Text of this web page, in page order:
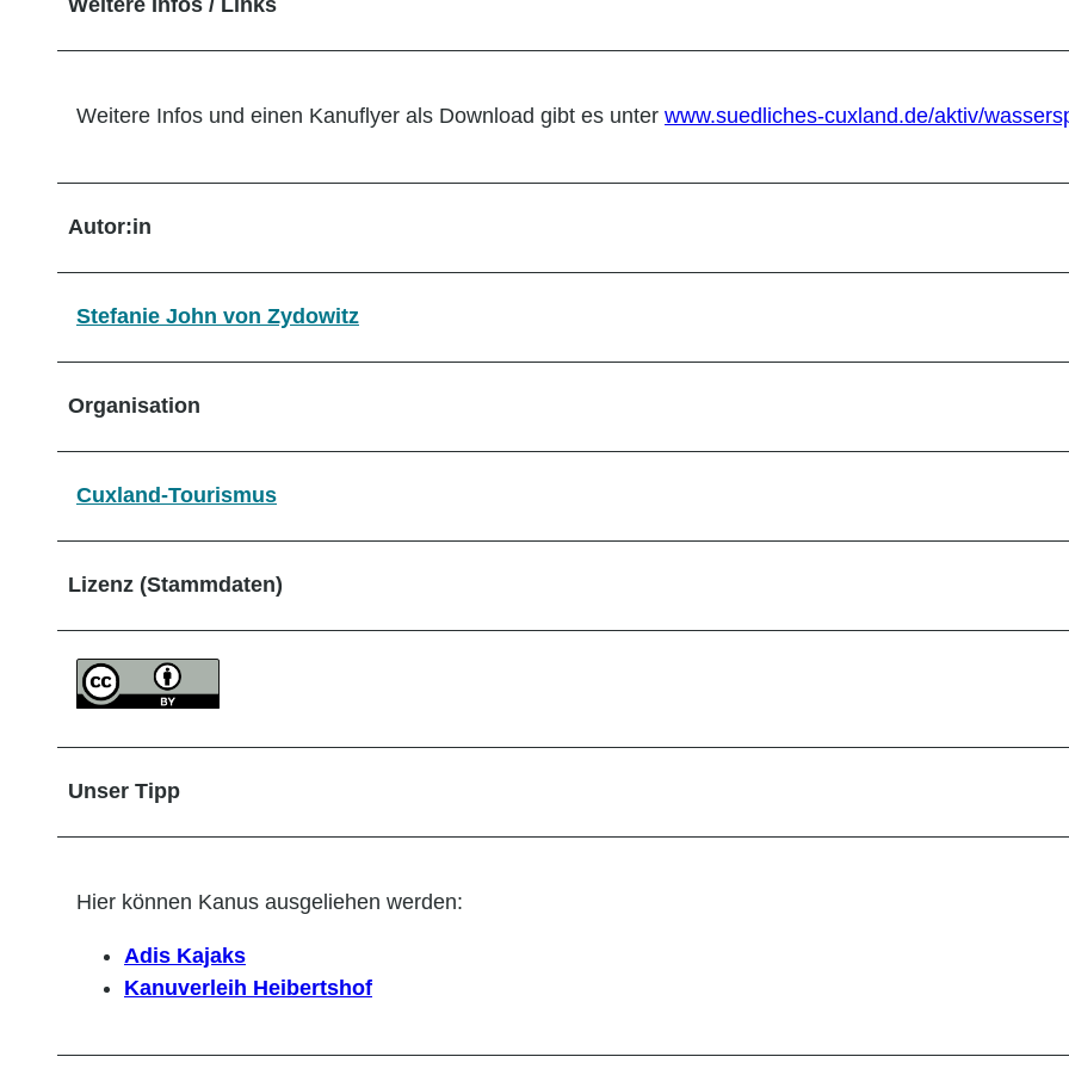
Weitere Infos / Links
Weitere Infos und einen Kanuflyer als Download gibt es unter www.suedliches-cuxland.de/aktiv/
Autor:in
Stefanie John von Zydowitz
Organisation
Cuxland-Tourismus
Lizenz (Stammdaten)
Unser Tipp
Hier können Kanus ausgeliehen werden:
Adis Kajaks
Kanuverleih Heibertshof